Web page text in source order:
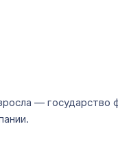
— государство